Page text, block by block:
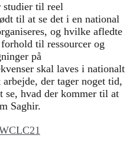
studier til reel
til at se det i en national
og hvilke afledte
til ressourcer og
på
skal laves i nationalt
der tager noget tid,
se, hvad der kommer til at
Saghir.